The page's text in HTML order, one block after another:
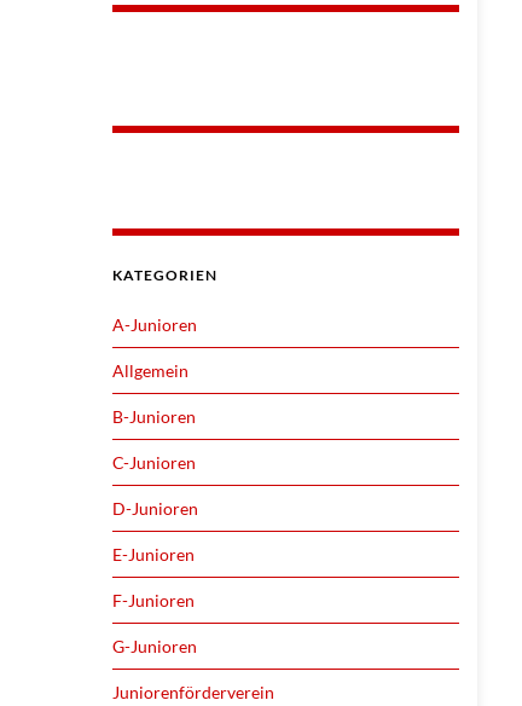
KATEGORIEN
A-Junioren
Allgemein
B-Junioren
C-Junioren
D-Junioren
E-Junioren
F-Junioren
G-Junioren
Juniorenförderverein